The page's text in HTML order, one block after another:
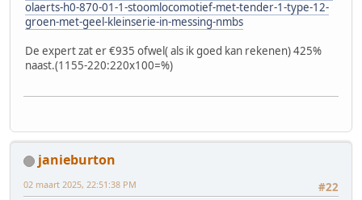
olaerts-h0-870-01-1-stoomlocomotief-met-tender-1-type-12-
groen-met-geel-kleinserie-in-messing-nmbs
De expert zat er €935 ofwel( als ik goed kan rekenen) 425%
naast.(1155-220:220x100=%)
janieburton
#22
02 maart 2025, 22:51:38 PM